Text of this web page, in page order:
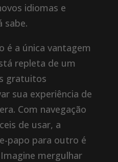
idiomas e
sabe.
é a única vantagem
repleta de um
gratuitos
sua experiência de
Com navegação
de usar, a
papo para outro é
mergulhar